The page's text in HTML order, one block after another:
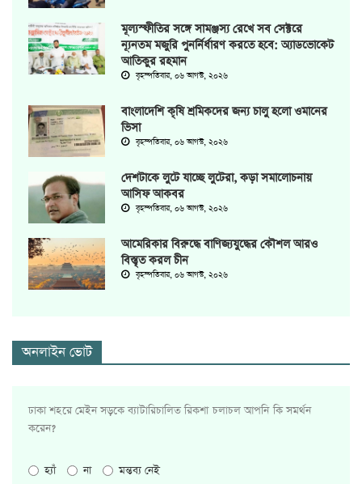
মূল্যস্ফীতির সঙ্গে সামঞ্জস্য রেখে সব সেক্টরে
ন্যূনতম মজুরি পুনর্নির্ধারণ করতে হবে: অ্যাডভোকেট
আতিকুর রহমান
বৃহস্পতিবার, ০৬ আগস্ট, ২০২৬
বাংলাদেশি কৃষি শ্রমিকদের জন্য চালু হলো ওমানের
ভিসা
বৃহস্পতিবার, ০৬ আগস্ট, ২০২৬
দেশটাকে লুটে যাচ্ছে লুটেরা, কড়া সমালোচনায়
আসিফ আকবর
বৃহস্পতিবার, ০৬ আগস্ট, ২০২৬
আমেরিকার বিরুদ্ধে বাণিজ্যযুদ্ধের কৌশল আরও
বিস্তৃত করল চীন
বৃহস্পতিবার, ০৬ আগস্ট, ২০২৬
অনলাইন ভোট
ঢাকা শহরে মেইন সড়কে ব্যাটারিচালিত রিকশা চলাচল আপনি কি সমর্থন
করেন?
হ্যাঁ না মন্তব্য নেই